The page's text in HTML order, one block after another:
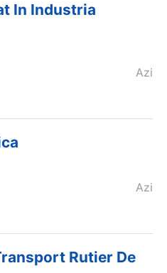
In Industria
Azi
Azi
Rutier De